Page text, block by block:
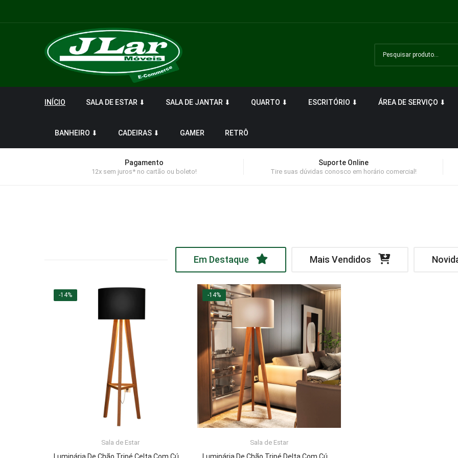
INÍCIO SALA DE ESTAR ⬇ SALA DE JANTAR ⬇ QUARTO ⬇ ESCRITÓRIO ⬇ ÁREA DE SERVIÇO ⬇
BANHEIRO ⬇ CADEIRAS ⬇ GAMER RETRÔ
Pagamento
12x sem juros* no cartão ou boleto!
Suporte Online
Tire suas dúvidas conosco em horário comercial!
Em Destaque Mais Vendidos
-14%
Sala de Estar
ADICIONAR AO CARRINHO
-14%
Sala de Estar
LER MAIS